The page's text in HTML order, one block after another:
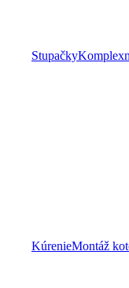
Stupačky
KúrenieMontáž